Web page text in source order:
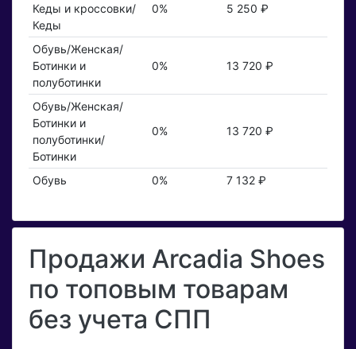
Кеды и кроссовки/
Кеды
0% 5 250 ₽
Обувь/Женская/
Ботинки и
полуботинки
0% 13 720 ₽
Обувь/Женская/
Ботинки и
полуботинки/
Ботинки
0% 13 720 ₽
Обувь 0% 7 132 ₽
Продажи Arcadia Shoes
по топовым товарам
без учета СПП